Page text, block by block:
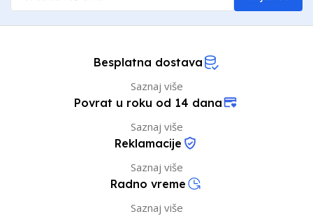
Besplatna dostava
Saznaj više
Povrat u roku od 14 dana
Saznaj više
Reklamacije
Saznaj više
Radno vreme
Saznaj više